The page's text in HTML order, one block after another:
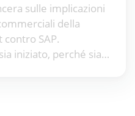
sulle implicazioni
della
SAP.
iniziato, perché sia